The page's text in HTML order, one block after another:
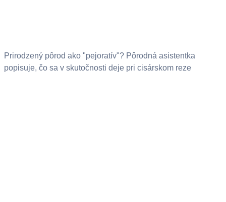
Prirodzený pôrod ako "pejoratív"? Pôrodná asistentka
popisuje, čo sa v skutočnosti deje pri cisárskom reze